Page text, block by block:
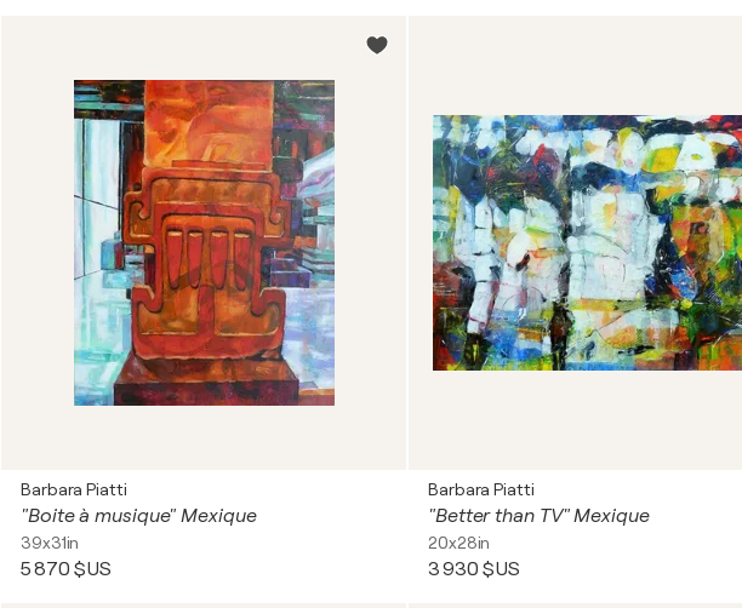
Barbara Piatti
"Boite à musique" Mexique
39x31in
5 870 $US
Barbara Piatti
"Better than TV" Mexique
20x28in
3 930 $US